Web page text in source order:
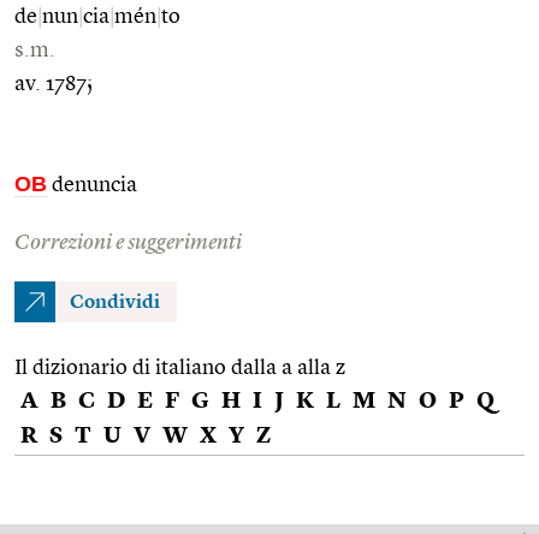
de nun cia mén to
s.m.
av. 1787;
OB denuncia
Correzioni e suggerimenti
Condividi
Il dizionario di italiano dalla a alla z
A B C D E F G H I J K L M N O P Q
R S T U V W X Y Z